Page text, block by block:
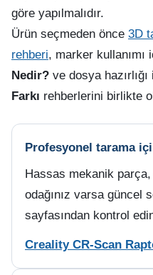
göre yapılmalıdır.
Ürün seçmeden önce 3D
rehberi, marker kullanımı
Nedir? ve dosya hazırlığı
Farkı rehberlerini birlikte
Profesyonel tarama
Hassas mekanik
odağınız varsa güncel
sayfasından kontrol
Creality CR-Scan